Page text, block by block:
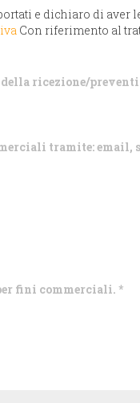
e dichiaro di
Con riferimento al
ricezione/
tramite: email,
fini commerciali. *